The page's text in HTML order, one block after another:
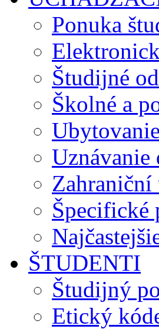
Ponuka
Študijné
Školné a
Ubytovanie
Zahraniční
Špecifické
ŠTUDENTI
Študijný
Etický